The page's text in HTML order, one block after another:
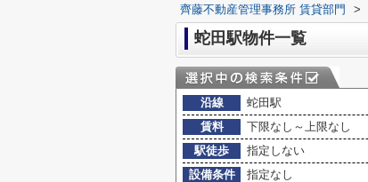
齊藤不動産管理事務所 賃貸部門 >
蛇田駅物件一覧
沿線
蛇田駅
賃料
下限なし～上限なし
駅徒歩
指定しない
設備条件
指定なし